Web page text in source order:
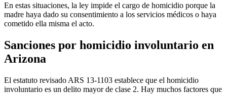
En estas situaciones, la ley impide el cargo de homicidio porque la
madre haya dado su consentimiento a los servicios médicos o haya
cometido ella misma el acto.
Sanciones por homicidio involuntario en
Arizona
El estatuto revisado ARS 13-1103 establece que el homicidio
involuntario es un delito mayor de clase 2. Hay muchos factores que